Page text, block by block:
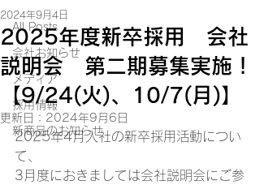
All Posts
会社お知らせ
メディア
採用情報
新商品のお知らせ
2025年度新卒採用 会社
説明会 第二期募集実施！
【9/24(火)、10/7(月)】
2024年9月4日
更新日： 2024年9月6日
2025年4月入社の新卒採用活動につい
て、
3月度におきましては会社説明会にご参